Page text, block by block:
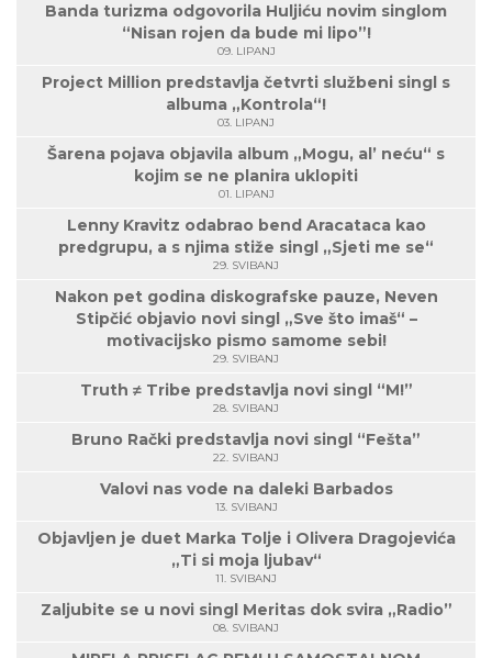
Banda turizma odgovorila Huljiću novim singlom
“Nisan rojen da bude mi lipo”!
09. LIPANJ
Project Million predstavlja četvrti službeni singl s
albuma „Kontrola“!
03. LIPANJ
Šarena pojava objavila album „Mogu, al’ neću“ s
kojim se ne planira uklopiti
01. LIPANJ
Lenny Kravitz odabrao bend Aracataca kao
predgrupu, a s njima stiže singl „Sjeti me se“
29. SVIBANJ
Nakon pet godina diskografske pauze, Neven
Stipčić objavio novi singl „Sve što imaš“ –
motivacijsko pismo samome sebi!
29. SVIBANJ
Truth ≠ Tribe predstavlja novi singl “M!”
28. SVIBANJ
Bruno Rački predstavlja novi singl “Fešta”
22. SVIBANJ
Valovi nas vode na daleki Barbados
13. SVIBANJ
Objavljen je duet Marka Tolje i Olivera Dragojevića
„Ti si moja ljubav“
11. SVIBANJ
Zaljubite se u novi singl Meritas dok svira „Radio”
08. SVIBANJ